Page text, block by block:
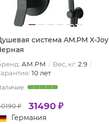
система AM.PM X-Joy
AM.PM Вес, кг: 2.9
10 лет
₽ 31490 ₽
Германия